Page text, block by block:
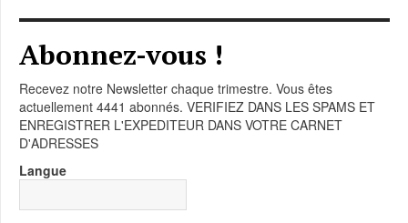
Abonnez-vous !
Recevez notre Newsletter chaque trimestre. Vous êtes
actuellement 4441 abonnés. VERIFIEZ DANS LES SPAMS ET
ENREGISTRER L'EXPEDITEUR DANS VOTRE CARNET
D'ADRESSES
Langue